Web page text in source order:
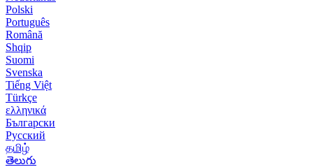
Polski
Português
Română
Shqip
Suomi
Svenska
Tiếng Việt
Türkçe
ελληνικά
Български
Русский
தமிழ்
తెలుగు